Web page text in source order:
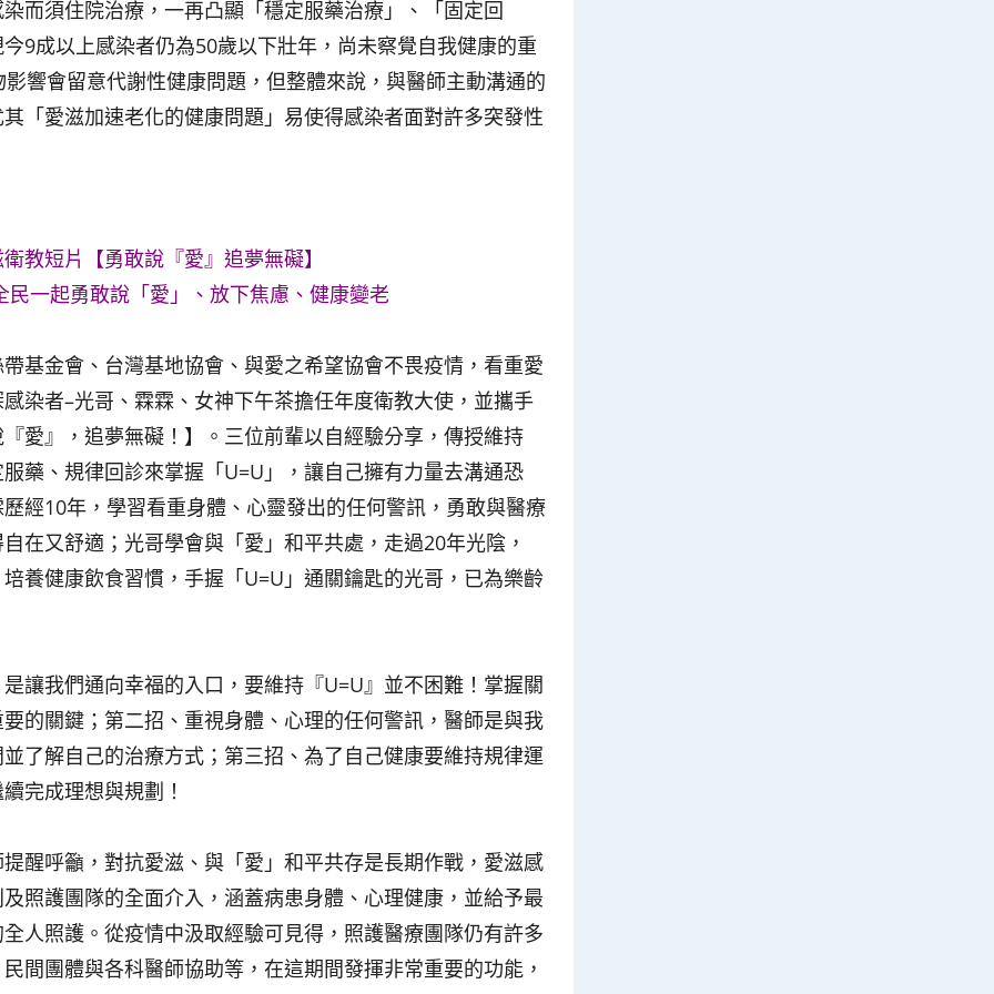
而須住院治療，一再凸顯「穩定服藥治療」、「固定回
9成以上感染者仍為50歲以下壯年，尚未察覺自我健康的重
響會留意代謝性健康問題，但整體來說，與醫師主動溝通的
「愛滋加速老化的健康問題」易使得感染者面對許多突發性
教短片【勇敢說『愛』追夢無礙】
一起勇敢說「愛」、放下焦慮、健康變老
基金會、台灣基地協會、與愛之希望協會不畏疫情，看重愛
染者–光哥、霖霖、女神下午茶擔任年度衛教大使，並攜手
愛』，追夢無礙！】。三位前輩以自經驗分享，傳授維持
藥、規律回診來掌握「U=U」，讓自己擁有力量去溝通恐
經10年，學習看重身體、心靈發出的任何警訊，勇敢與醫療
在又舒適；光哥學會與「愛」和平共處，走過20年光陰，
養健康飲食習慣，手握「U=U」通關鑰匙的光哥，已為樂齡
讓我們通向幸福的入口，要維持『U=U』並不困難！掌握關
的關鍵；第二招、重視身體、心理的任何警訊，醫師是與我
了解自己的治療方式；第三招、為了自己健康要維持規律運
完成理想與規劃！
醒呼籲，對抗愛滋、與「愛」和平共存是長期作戰，愛滋感
照護團隊的全面介入，涵蓋病患身體、心理健康，並給予最
人照護。從疫情中汲取經驗可見得，照護醫療團隊仍有許多
間團體與各科醫師協助等，在這期間發揮非常重要的功能，